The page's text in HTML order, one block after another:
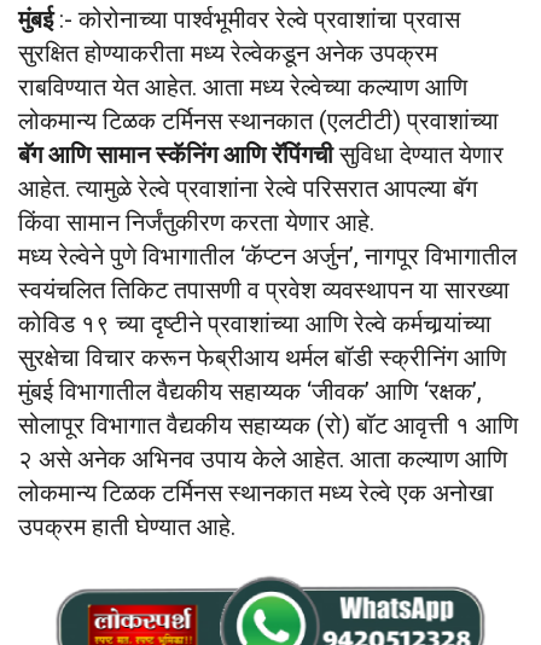
मुंबई:- कोरोनाच्या पार्श्वभूमीवर रेल्वे प्रवाशांचा प्रवास
सुरक्षित होण्याकरीता मध्य रेल्वेकडून अनेक उपक्रम
राबविण्यात येत आहेत. आता मध्य रेल्वेच्या कल्याण आणि
लोकमान्य टिळक टर्मिनस स्थानकात (एलटीटी) प्रवाशांच्या
बॅग आणि सामान स्कॅनिंग आणि रॅपिंगचीसुविधा देण्यात येणार
आहेत. त्यामुळे रेल्वे प्रवाशांना रेल्वे परिसरात आपल्या बॅग
किंवा सामान निर्जंतुकीरण करता येणार आहे.
मध्य रेल्वेने पुणे विभागातील ‘कॅप्टन अर्जुन’, नागपूर विभागातील
स्वयंचलित तिकिट तपासणी व प्रवेश व्यवस्थापन या सारख्या
कोविड १९ च्या दृष्टीने प्रवाशांच्या आणि रेल्वे कर्मचार्‍यांच्या
सुरक्षेचा विचार करून फेब्रीआय थर्मल बॉडी स्क्रीनिंग आणि
मुंबई विभागातील वैद्यकीय सहाय्यक ‘जीवक’ आणि ‘रक्षक’,
सोलापूर विभागात वैद्यकीय सहाय्यक (रो) बॉट आवृत्ती १ आणि
२ असे अनेक अभिनव उपाय केले आहेत. आता कल्याण आणि
लोकमान्य टिळक टर्मिनस स्थानकात मध्य रेल्वे एक अनोखा
उपक्रम हाती घेण्यात आहे.